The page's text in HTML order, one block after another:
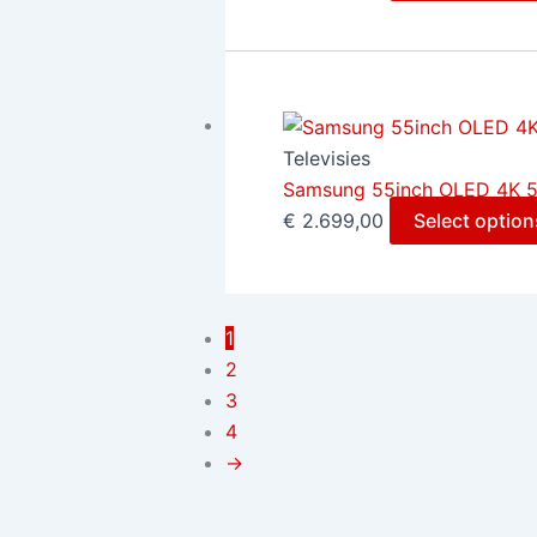
Televisies
Samsung 55inch OLED 4K
€ 2.699,00 Select
1
2
3
4
→